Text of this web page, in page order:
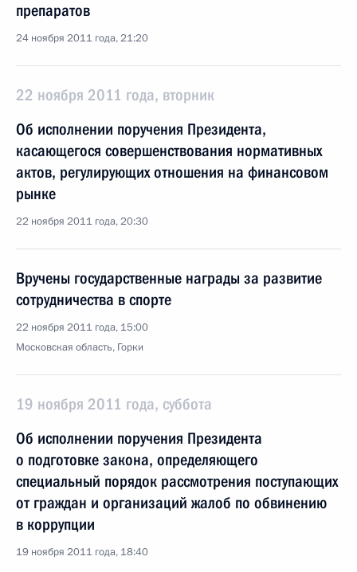
препаратов
24 ноября 2011 года, 21:20
22 ноября 2011 года, вторник
Об исполнении поручения Президента,
касающегося совершенствования нормативных
актов, регулирующих отношения на финансовом
рынке
22 ноября 2011 года, 20:30
Вручены государственные награды за развитие
сотрудничества в спорте
22 ноября 2011 года, 15:00
Московская область, Горки
19 ноября 2011 года, суббота
Об исполнении поручения Президента
о подготовке закона, определяющего
специальный порядок рассмотрения поступающих
от граждан и организаций жалоб по обвинению
в коррупции
19 ноября 2011 года, 18:40